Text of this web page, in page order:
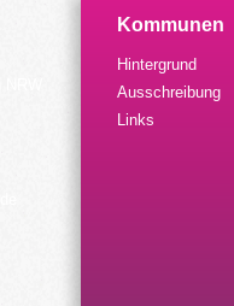
Kommunen
Hintergrund
Ausschreibung
Links